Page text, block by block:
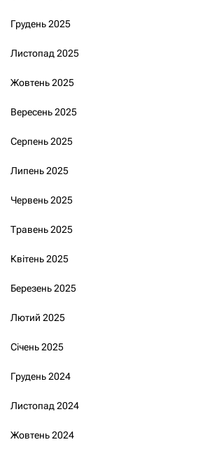
Грудень 2025
Листопад 2025
Жовтень 2025
Вересень 2025
Серпень 2025
Липень 2025
Червень 2025
Травень 2025
Квітень 2025
Березень 2025
Лютий 2025
Січень 2025
Грудень 2024
Листопад 2024
Жовтень 2024